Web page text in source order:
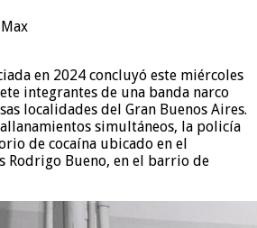
en 2024 concluyó este miércoles
integrantes de una banda narco
localidades del Gran Buenos Aires.
simultáneos, la policía
de cocaína ubicado en el
Rodrigo Bueno, en el barrio de